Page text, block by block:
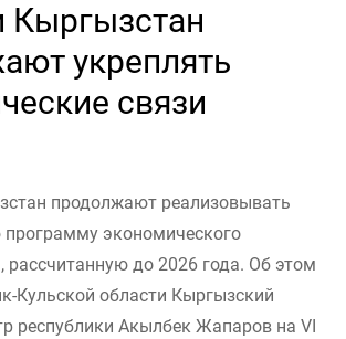
Кыргызстан
укреплять
связи
продолжают реализовывать
программу экономического
рассчитанную до 2026 года. Об этом
Кульской области Кыргызский
республики Акылбек Жапаров на VI